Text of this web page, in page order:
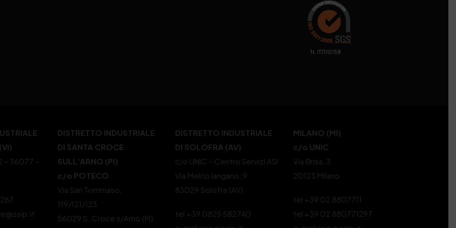
. N. IT17/0158
– 36077 –
DISTRETTO INDUSTRIALE
DI SANTA CROCE
SULL’ARNO (PI)
c/o POTECO
Via San Tommaso,
119/121/123
56029 S. Croce s/Arno (PI)
DISTRETTO INDUSTRIALE
DI SOLOFRA (AV)
c/o UNIC – Centro Servizi ASI
Via Melito Iangano, 9
83029 Solofra (AV)
tel +39 0825 582740
MILANO (MI)
c/o UNIC
Via Brisa, 3
20123 Milano
tel +39 02 8807711
tel +39 02 880771297